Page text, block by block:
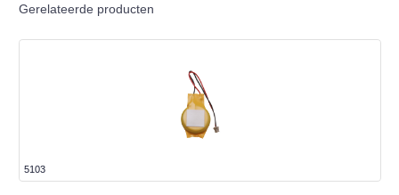
Gerelateerde producten
5103